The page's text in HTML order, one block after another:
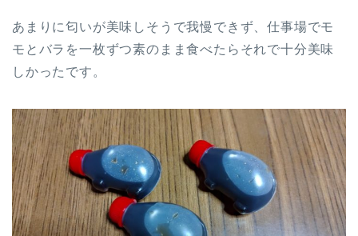
あまりに匂いが美味しそうで我慢できず、仕事場でモ
モとバラを一枚ずつ素のまま食べたらそれで十分美味
しかったです。